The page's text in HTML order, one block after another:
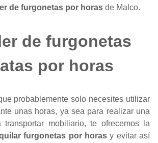
de furgonetas por horas de Malco.
de furgonetas
por horas
probablemente solo necesites utilizar
unas horas, ya sea para realizar una
transportar mobiliario, te ofrecemos la
furgonetas por horasy evitar así